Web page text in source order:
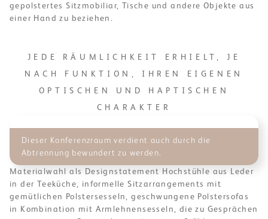
gepolstertes Sitzmobiliar, Tische und andere Objekte aus
einer Hand zu beziehen.
JEDE RÄUMLICHKEIT ERHIELT, JE
NACH FUNKTION, IHREN EIGENEN
OPTISCHEN UND HAPTISCHEN
CHARAKTER
Dieser Konferenzraum verdient auch durch die
Abtrennung bewundert zu werden.
Materialwahl als Designstatement Hochstühle aus Leder
in der Teeküche, informelle Sitzarrangements mit
gemütlichen Polstersesseln, geschwungene Polstersofas
in Kombination mit Armlehnensesseln, die zu Gesprächen